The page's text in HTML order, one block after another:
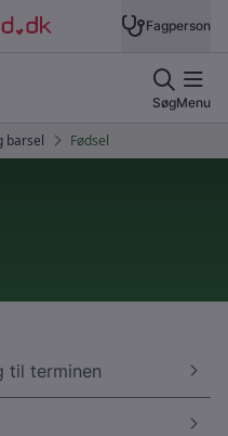
til terminen